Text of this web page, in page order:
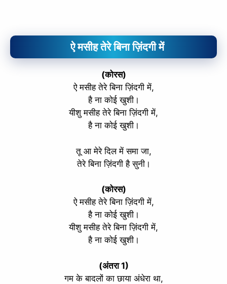
ऐ मसीह तेरे बिना ज़िंदगी में
(कोरस)
ऐ मसीह तेरे बिना ज़िंदगी में,
है ना कोई खुशी।
यीशु मसीह तेरे बिना ज़िंदगी में,
है ना कोई खुशी।
तू आ मेरे दिल में समा जा,
तेरे बिना ज़िंदगी है सुनी।
(कोरस)
ऐ मसीह तेरे बिना ज़िंदगी में,
है ना कोई खुशी।
यीशु मसीह तेरे बिना ज़िंदगी में,
है ना कोई खुशी।
(अंतरा 1)
गम के बादलों का छाया अंधेरा था,